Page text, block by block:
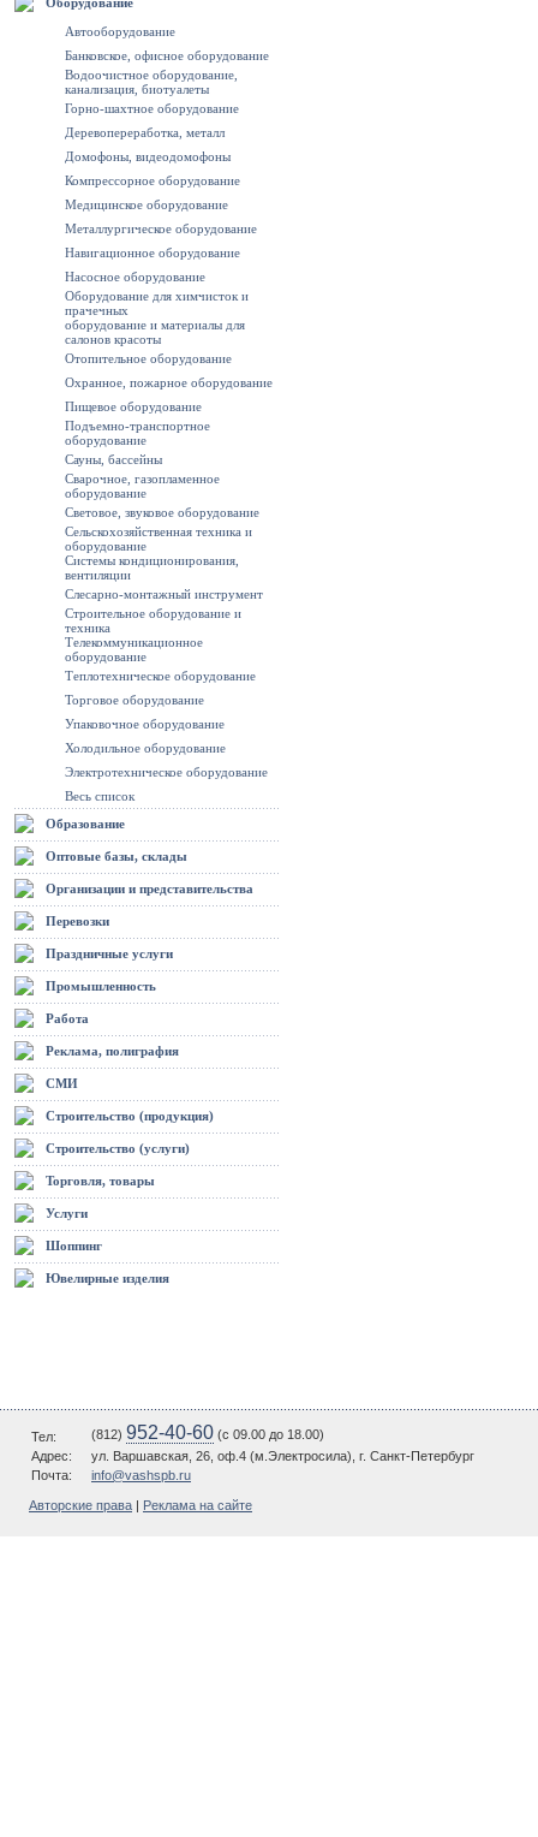
Автооборудование
Банковское, офисное оборудование
Водоочистное оборудование,
канализация, биотуалеты
Горно-шахтное оборудование
Деревопереработка, металл
Домофоны, видеодомофоны
Компрессорное оборудование
Медицинское оборудование
Металлургическое оборудование
Навигационное оборудование
Насосное оборудование
Оборудование для химчисток и
прачечных
оборудование и материалы для
салонов красоты
Отопительное оборудование
Охранное, пожарное оборудование
Пищевое оборудование
Подъемно-транспортное
оборудование
Сауны, бассейны
Сварочное, газопламенное
оборудование
Световое, звуковое оборудование
Сельскохозяйственная техника и
оборудование
Системы кондиционирования,
вентиляции
Слесарно-монтажный инструмент
Строительное оборудование и
техника
Телекоммуникационное
оборудование
Теплотехническое оборудование
Торговое оборудование
Упаковочное оборудование
Холодильное оборудование
Электротехническое оборудование
Весь список
Образование
Оптовые базы, склады
Организации и представительства
Перевозки
Праздничные услуги
Промышленность
Работа
Реклама, полиграфия
СМИ
Строительство (продукция)
Строительство (услуги)
Торговля, товары
Услуги
Шоппинг
Ювелирные изделия
Тел: (812) 952-40-60 (c 09.00 до 18.00)
Адрес:
ул. Варшавская, 26, оф.4 (м.Электросила), г. Санкт-Петербург
Почта:
info@vashspb.ru
Авторские права Реклама на сайте